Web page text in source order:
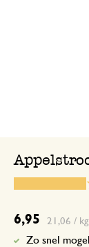
6,95 21,06 / kg
Zo snel